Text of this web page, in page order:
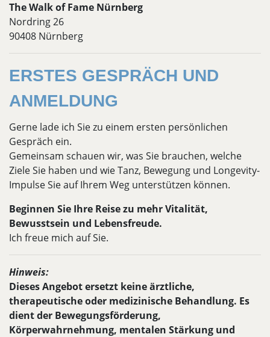
The Walk of Fame Nürnberg
Nordring 26
90408 Nürnberg
ERSTES GESPRÄCH UND
ANMELDUNG
Gerne lade ich Sie zu einem ersten persönlichen
Gespräch ein.
Gemeinsam schauen wir, was Sie brauchen, welche
Ziele Sie haben und wie Tanz, Bewegung und Longevity-
Impulse Sie auf Ihrem Weg unterstützen können.
Beginnen Sie Ihre Reise zu mehr Vitalität,
Bewusstsein und Lebensfreude.
Ich freue mich auf Sie.
Hinweis:
Dieses Angebot ersetzt keine ärztliche,
therapeutische oder medizinische Behandlung. Es
dient der Bewegungsförderung,
Körperwahrnehmung, mentalen Stärkung und